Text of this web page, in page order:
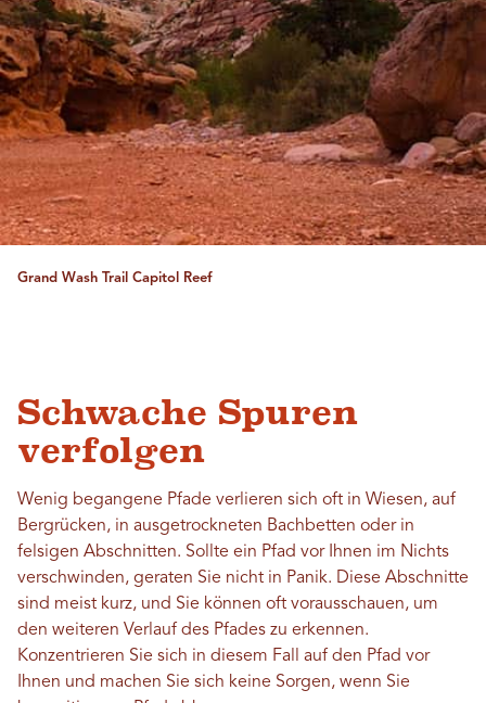
Grand Wash Trail Capitol Reef
Schwache Spuren
verfolgen
Wenig begangene Pfade verlieren sich oft in Wiesen, auf
Bergrücken, in ausgetrockneten Bachbetten oder in
felsigen Abschnitten. Sollte ein Pfad vor Ihnen im Nichts
verschwinden, geraten Sie nicht in Panik. Diese Abschnitte
sind meist kurz, und Sie können oft vorausschauen, um
den weiteren Verlauf des Pfades zu erkennen.
Konzentrieren Sie sich in diesem Fall auf den Pfad vor
Ihnen und machen Sie sich keine Sorgen, wenn Sie